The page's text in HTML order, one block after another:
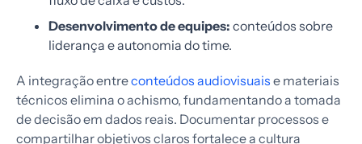
Desenvolvimento de equipes: conteúdos sobre
liderança e autonomia do time.
A integração entreconteúdos audiovisuais e materiais
técnicos elimina o achismo, fundamentando a tomada
de decisão em dados reais. Documentar processos e
compartilhar objetivos claros fortalece a cultura